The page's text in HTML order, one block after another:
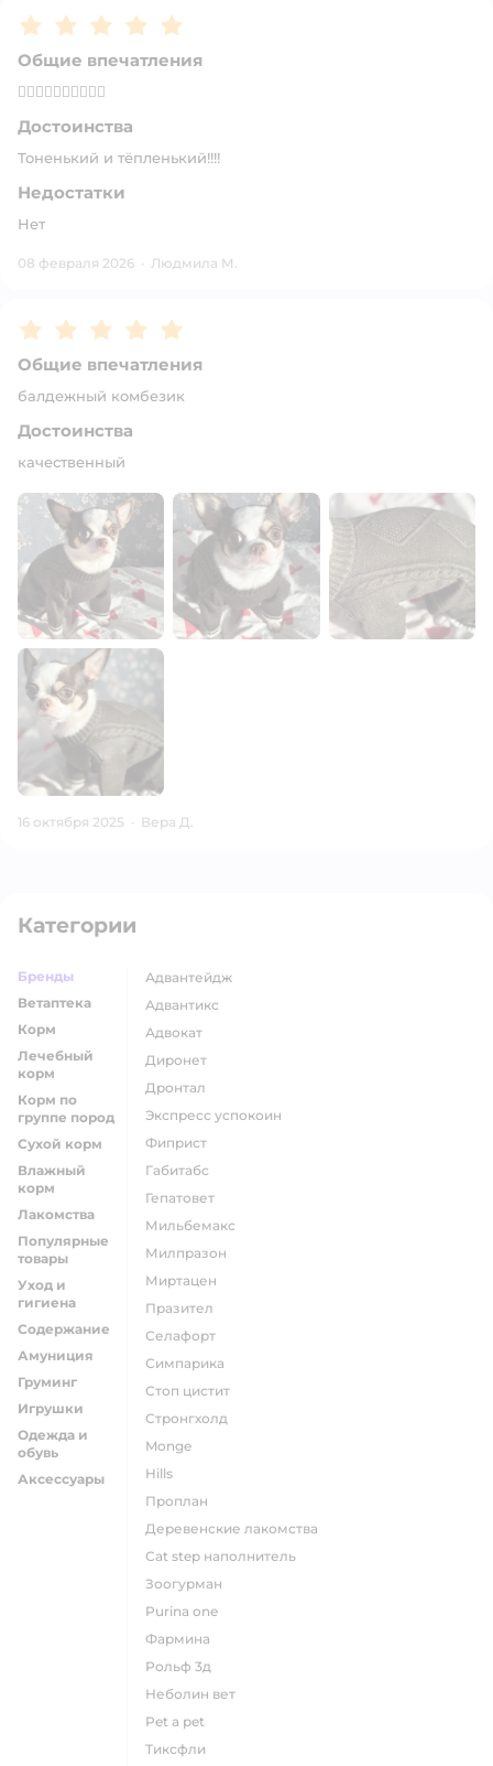
Рейтинг:5
Общие впечатления
👍🏻👍🏻👍🏻👍🏻👍🏻
Достоинства
Тоненький и тёпленький!!!!
Недостатки
Нет
08 февраля 2026 · Людмила М.
Рейтинг:5
Общие впечатления
балдежный комбезик
Достоинства
качественный
16 октября 2025 · Вера Д.
Категории
Бренды
Ветаптека
Корм
Лечебный
корм
Корм по
группе пород
Сухой корм
Влажный
корм
Лакомства
Популярные
товары
Уход и
гигиена
Содержание
Амуниция
Груминг
Игрушки
Одежда и
обувь
Аксессуары
адвантейдж
адвантикс
адвокат
диронет
дронтал
экспресс успокоин
фиприст
габитабс
гепатовет
мильбемакс
милпразон
миртацен
празител
селафорт
симпарика
стоп цистит
стронгхолд
monge
hills
проплан
деревенские лакомства
cat step наполнитель
зоогурман
purina one
фармина
рольф 3д
неболин вет
pet a pet
тиксфли